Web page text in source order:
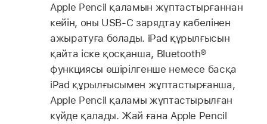
Apple Pencil қаламын жұптастырғаннан
кейін, оны USB-C зарядтау кабелінен
ажыратуға болады. iPad құрылғысын
қайта іске қосқанша, Bluetooth®
функциясы өшірілгенше немесе басқа
iPad құрылғысымен жұптастырғанша,
Apple Pencil қаламы жұптастырылған
күйде қалады. Жай ғана Apple Pencil